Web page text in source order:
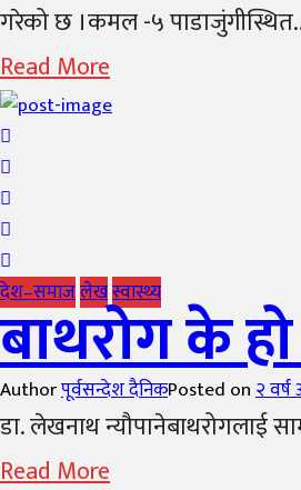
गरेको छ ।कमल -५
Read More
देश–समाजलेखस्वास्थ्य
बाथरोग के
Authorपूर्वसन्देश दैनिकPosted on२ वर्ष
डा. लेखनाथ न्यौपानेबाथरोगलाई
Read More